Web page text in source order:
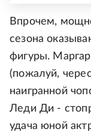
Впрочем,
сезона
фигуры.
(пожалуй,
наигранной
Леди Ди -
удача юной